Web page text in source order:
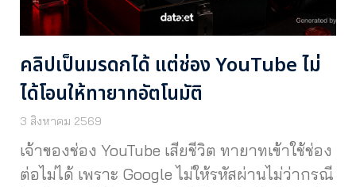
คลิปเป็นมรดกได้ แต่ช่อง YouTube ไม่
ได้โอนให้ทายาทอัตโนมัติ
3 สิงหาคม 2569
เจ้าของช่อง YouTube เสียชีวิต ทายาทเข้าใช้ช่อง
ต่อไม่ได้ เพราะ Google ไม่ให้รหัสผ่านไม่ว่ากรณี